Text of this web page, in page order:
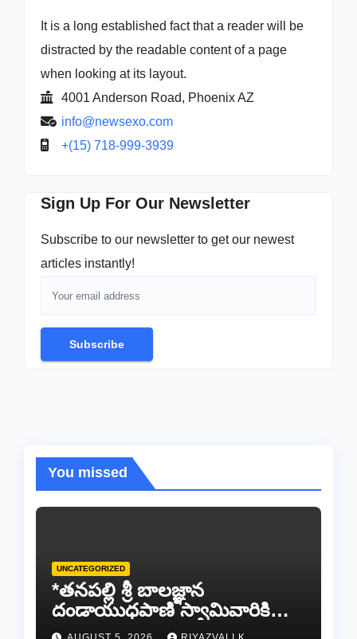
It is a long established fact that a reader will be
distracted by the readable content of a page
when looking at its layout.
4001 Anderson Road, Phoenix AZ
info@newsexo.com
+(15) 718-999-3939
Sign Up For Our Newsletter
Subscribe to our newsletter to get our newest
articles instantly!
Subscribe
You missed
UNCATEGORIZED
*తనపల్లి శ్రీ బాలజ్ఞాన
దండాయుధపాణి స్వామివారికి
పట్టువస్త్రాలు సమర్పించిన తుడా